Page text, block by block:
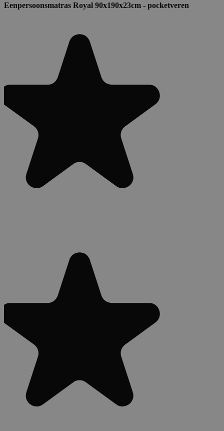
Eenpersoonsmatras Royal 90x190x23cm - pocketveren